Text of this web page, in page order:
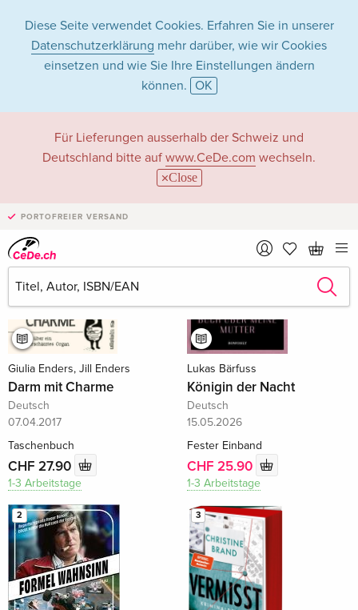
Diese Seite verwendet Cookies. Erfahren Sie in unserer
Datenschutzerklärung mehr darüber, wie wir Cookies
einsetzen und wie Sie Ihre Einstellungen ändern
können. OK
Für Lieferungen ausserhalb der Schweiz und
Deutschland bitte auf www.CeDe.com wechseln.
Close
PORTOFREIER VERSAND
Filter & Sortierung
Giulia Enders, Jill Enders
Darm mit Charme
Deutsch
07.04.2017
Taschenbuch
CHF 27.90
1-3 Arbeitstage
Lukas Bärfuss
Königin der Nacht
Deutsch
15.05.2026
Fester Einband
CHF 25.90
1-3 Arbeitstage
2 3